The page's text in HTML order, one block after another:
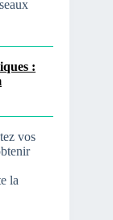
:
vos
la